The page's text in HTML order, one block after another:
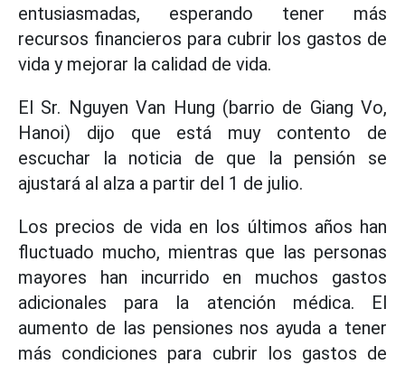
entusiasmadas, esperando tener más
recursos financieros para cubrir los gastos de
vida y mejorar la calidad de vida.
El Sr. Nguyen Van Hung (barrio de Giang Vo,
Hanoi) dijo que está muy contento de
escuchar la noticia de que la pensión se
ajustará al alza a partir del 1 de julio.
Los precios de vida en los últimos años han
fluctuado mucho, mientras que las personas
mayores han incurrido en muchos gastos
adicionales para la atención médica. El
aumento de las pensiones nos ayuda a tener
más condiciones para cubrir los gastos de